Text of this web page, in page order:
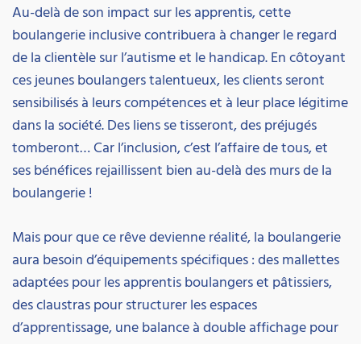
Au-delà de son impact sur les apprentis, cette
boulangerie inclusive contribuera à changer le regard
de la clientèle sur l’autisme et le handicap. En côtoyant
ces jeunes boulangers talentueux, les clients seront
sensibilisés à leurs compétences et à leur place légitime
dans la société. Des liens se tisseront, des préjugés
tomberont… Car l’inclusion, c’est l’affaire de tous, et
ses bénéfices rejaillissent bien au-delà des murs de la
boulangerie !
Mais pour que ce rêve devienne réalité, la boulangerie
aura besoin d’équipements spécifiques : des mallettes
adaptées pour les apprentis boulangers et pâtissiers,
des claustras pour structurer les espaces
d’apprentissage, une balance à double affichage pour